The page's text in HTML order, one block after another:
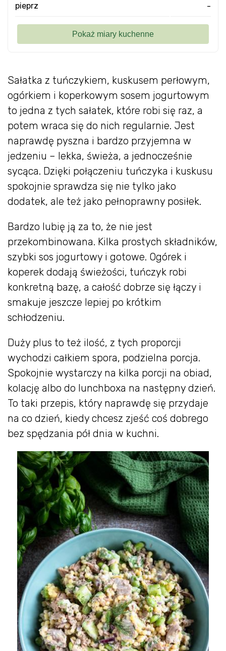
Sałatka z tuńczykiem, kuskusem perłowym,
ogórkiem i koperkowym sosem jogurtowym
to jedna z tych sałatek, które robi się raz, a
potem wraca się do nich regularnie. Jest
naprawdę pyszna i bardzo przyjemna w
jedzeniu – lekka, świeża, a jednocześnie
sycąca. Dzięki połączeniu tuńczyka i kuskusu
spokojnie sprawdza się nie tylko jako
dodatek, ale też jako pełnoprawny posiłek.
Bardzo lubię ją za to, że nie jest
przekombinowana. Kilka prostych składników,
szybki sos jogurtowy i gotowe. Ogórek i
koperek dodają świeżości, tuńczyk robi
konkretną bazę, a całość dobrze się łączy i
smakuje jeszcze lepiej po krótkim
schłodzeniu.
Duży plus to też ilość, z tych proporcji
wychodzi całkiem spora, podzielna porcja.
Spokojnie wystarczy na kilka porcji na obiad,
kolację albo do lunchboxa na następny dzień.
To taki przepis, który naprawdę się przydaje
na co dzień, kiedy chcesz zjeść coś dobrego
bez spędzania pół dnia w kuchni.
pieprz -